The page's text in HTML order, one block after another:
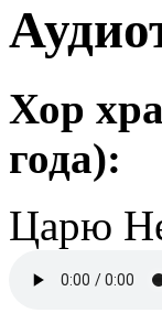
Хор
года):
Царю